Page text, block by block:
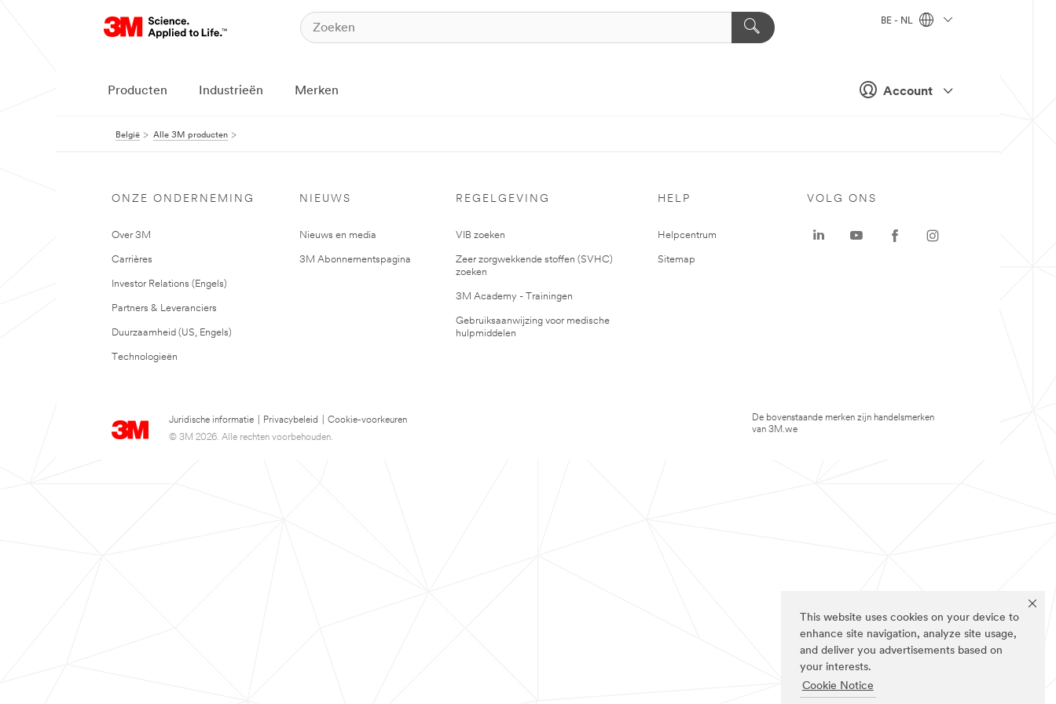
This website uses cookies on your device to
enhance site navigation, analyze site usage,
and deliver you advertisements based on
your interests.
Cookie Notice
Account
BE - NL
Producten Industrieën Merken
België Alle 3M producten
ONZE ONDERNEMING
Over 3M
Carrières
Investor Relations (Engels)
Partners & Leveranciers
Duurzaamheid (US, Engels)
Technologieën
NIEUWS
Nieuws en media
3M Abonnementspagina
REGELGEVING
VIB zoeken
Zeer zorgwekkende stoffen (SVHC)
zoeken
3M Academy - Trainingen
Gebruiksaanwijzing voor medische
hulpmiddelen
HELP
Helpcentrum
Sitemap
Juridische informatie Privacybeleid
Cookie-voorkeuren
© 3M 2026. Alle rechten voorbehouden.
VOLG ONS
De bovenstaande merken zijn handelsmerken
van 3M.we